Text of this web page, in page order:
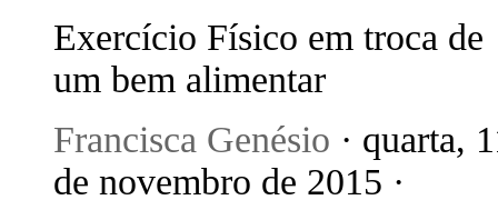
Exercício Físico em troca de
um bem alimentar
Francisca Genésio · quarta,
de novembro de 2015 ·